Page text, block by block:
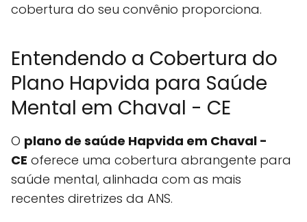
cobertura do seu convênio proporciona.
Entendendo a Cobertura do
Plano Hapvida para Saúde
Mental em Chaval - CE
O plano de saúde Hapvida em Chaval -
CE oferece uma cobertura abrangente para
saúde mental, alinhada com as mais
recentes diretrizes da ANS.